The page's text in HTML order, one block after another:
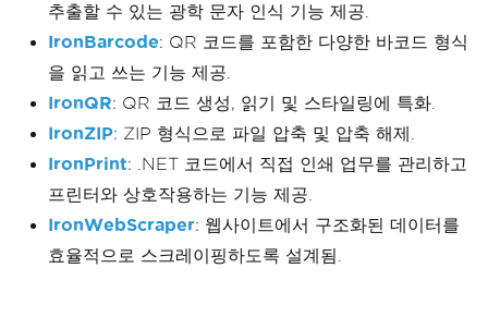
추출할 수 있는 광학 문자 인식 기능 제공.
IronBarcode: QR 코드를 포함한 다양한 바코드 형식
을 읽고 쓰는 기능 제공.
IronQR: QR 코드 생성, 읽기 및 스타일링에 특화.
IronZIP: ZIP 형식으로 파일 압축 및 압축 해제.
IronPrint: .NET 코드에서 직접 인쇄 업무를 관리하고
프린터와 상호작용하는 기능 제공.
IronWebScraper: 웹사이트에서 구조화된 데이터를
효율적으로 스크레이핑하도록 설계됨.